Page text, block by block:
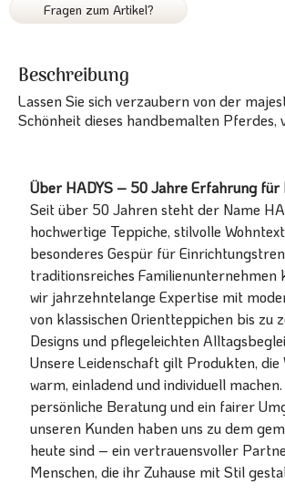
Fragen zum Artikel?
Beschreibung
Lassen Sie sich verzaubern von der
Schönheit dieses handbemalten Pferdes,
Über HADYS – 50 Jahre Erfahrung für
Seit über 50 Jahren steht der Name
hochwertige Teppiche, stilvolle
besonderes Gespür für
traditionsreiches Familienunternehmen
wir jahrzehntelange Expertise mit
von klassischen Orientteppichen bis zu
Designs und pflegeleichten
Unsere Leidenschaft gilt Produkten, die
warm, einladend und individuell machen.
persönliche Beratung und ein fairer
unseren Kunden haben uns zu dem
heute sind – ein vertrauensvoller
Menschen, die ihr Zuhause mit Stil